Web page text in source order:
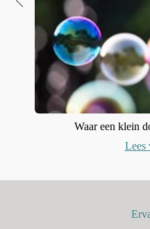
Waar een klein
Lees